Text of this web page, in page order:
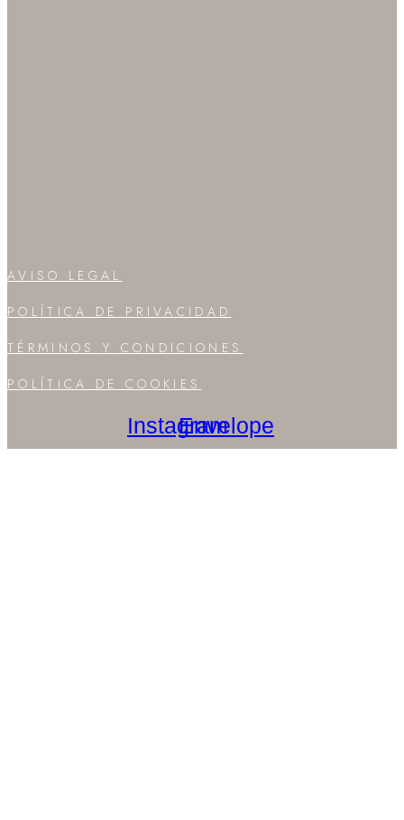
AVISO LEGAL
POLÍTICA DE PRIVACIDAD
TÉRMINOS Y CONDICIONES
POLÍTICA DE COOKIES
Instagram
Envelope